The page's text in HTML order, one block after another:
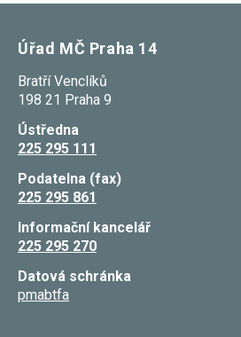
Úřad MČ Praha 14
Bratří Venclíků
198 21 Praha 9
Ústředna
225 295 111
Podatelna (fax)
225 295 861
Informační kancelář
225 295 270
Datová schránka
pmabtfa